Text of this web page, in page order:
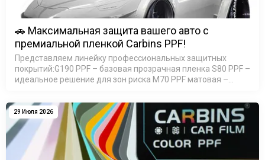
🚗 Максимальная защита вашего авто с
премиальной пленкой Carbins PPF!
Представляем линейку профессиональных защитных
покрытий:G190 PPF – базовая прозрачная пленка S80 PPF –
идеальное решение для зон риска M70 PPF матовая –
мик…
29 Июля 2026